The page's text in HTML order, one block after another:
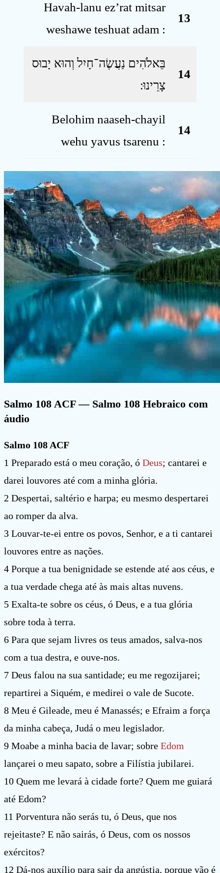
Havah-lanu ez’rat mitsar
weshawe teshuat adam :
13
בֵּאלֹהִים נַעֲשֶׂה־חָיִל וְהוּא יָבוּס
צָרֵינוּ ׃
14
Belohim naaseh-chayil
wehu yavus tsarenu :
14
Salmo 108 ACF— Salmo 108 Hebraico com
áudio
Salmo 108 ACF
1 Preparado está o meu coração, ó Deus; cantarei e
darei louvores até com a minha glória.
2 Despertai, saltério e harpa; eu mesmo despertarei
ao romper da alva.
3 Louvar-te-ei entre os povos, Senhor, e a ti cantarei
louvores entre as nações.
4 Porque a tua benignidade se estende até aos céus, e
a tua verdade chega até às mais altas nuvens.
5 Exalta-te sobre os céus, ó Deus, e a tua glória
sobre toda à terra.
6 Para que sejam livres os teus amados, salva-nos
com a tua destra, e ouve-nos.
7 Deus falou na sua santidade; eu me regozijarei;
repartirei a Siquém, e medirei o vale de Sucote.
8 Meu é Gileade, meu é Manassés; e Efraim a força
da minha cabeça, Judá o meu legislador.
9 Moabe a minha bacia de lavar; sobre Edom
lançarei o meu sapato, sobre a Filístia jubilarei.
10 Quem me levará à cidade forte? Quem me guiará
até Edom?
11 Porventura não serás tu, ó Deus, que nos
rejeitaste? E não sairás, ó Deus, com os nossos
exércitos?
12 Dá-nos auxílio para sair da angústia, porque vão é